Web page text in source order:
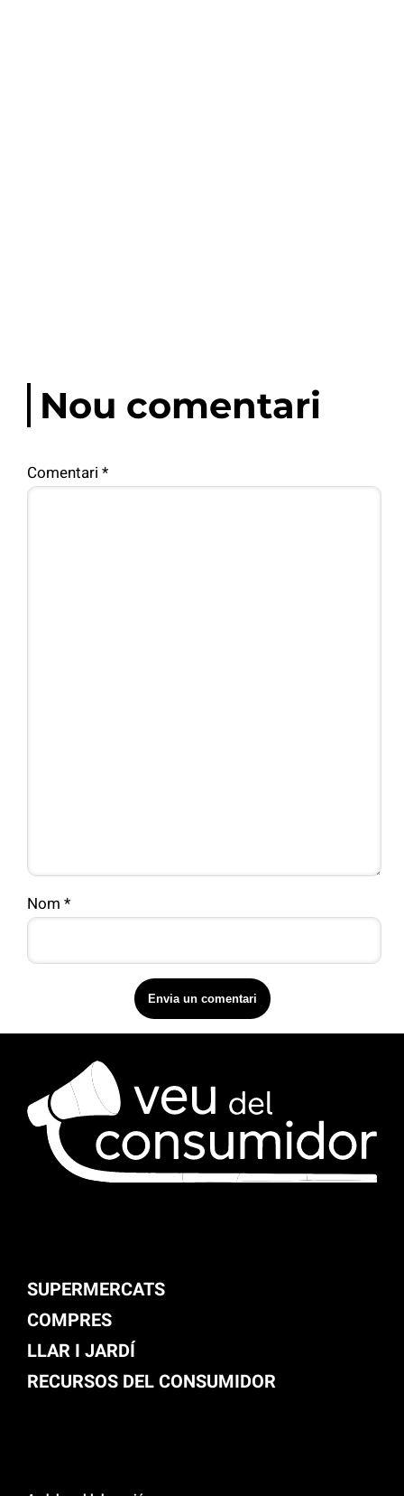
Nou comentari
Comentari *
Nom *
SUPERMERCATS
COMPRES
LLAR I JARDÍ
RECURSOS DEL CONSUMIDOR